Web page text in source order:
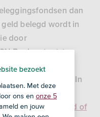
dan
geld belegd wordt in
door
Bank getoetst
strikt
dier en natuur. In
bedrijven
isgoedgekeurd of
bezoekt
Met deze
ons en onze 5
en jouw